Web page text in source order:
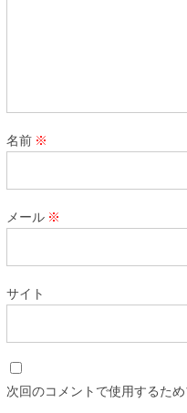
名前 ※
メール ※
サイト
次回のコメントで使用するた